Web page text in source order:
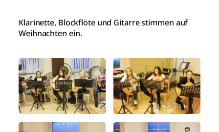
Klarinette, Blockflöte und Gitarre stimmen auf
Weihnachten ein.